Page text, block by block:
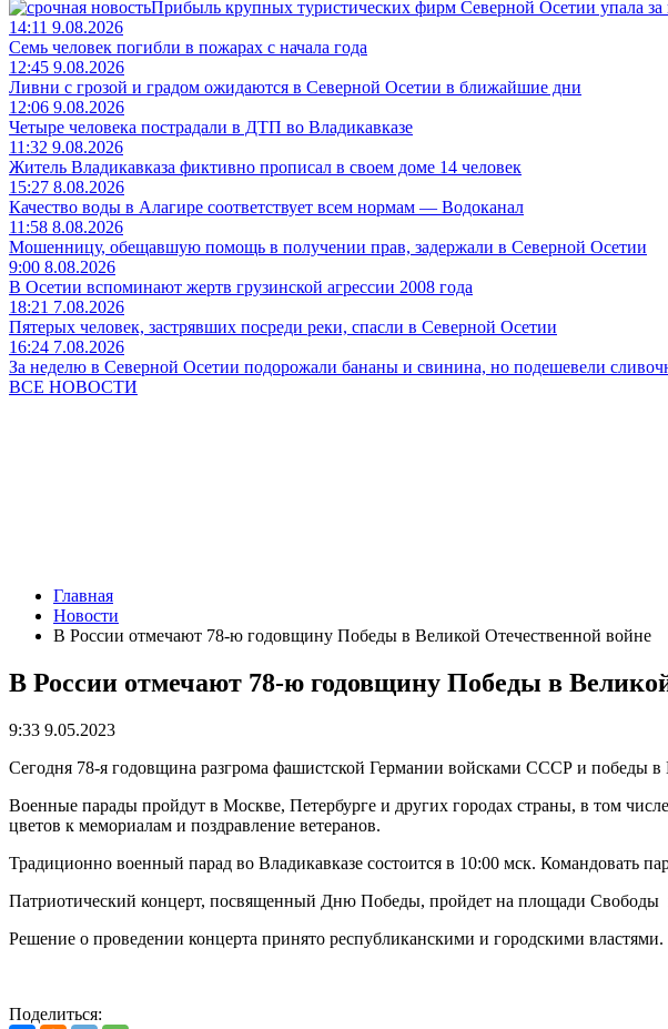
Прибыль крупных туристических фирм Северной Осетии упала за
14:11 9.08.2026
Семь человек погибли в пожарах с начала года
12:45 9.08.2026
Ливни с грозой и градом ожидаются в Северной Осетии в ближайшие дни
12:06 9.08.2026
Четыре человека пострадали в ДТП во Владикавказе
11:32 9.08.2026
Житель Владикавказа фиктивно прописал в своем доме 14 человек
15:27 8.08.2026
Качество воды в Алагире соответствует всем нормам — Водоканал
11:58 8.08.2026
Мошенницу, обещавшую помощь в получении прав, задержали в Северной Осетии
9:00 8.08.2026
В Осетии вспоминают жертв грузинской агрессии 2008 года
18:21 7.08.2026
Пятерых человек, застрявших посреди реки, спасли в Северной Осетии
16:24 7.08.2026
За неделю в Северной Осетии подорожали бананы и свинина, но подешевели
ВСЕ НОВОСТИ
Главная
Новости
В России отмечают 78-ю годовщину Победы в Великой Отечественной войне
В России отмечают 78-ю годовщину Победы в
9:33 9.05.2023
Сегодня 78-я годовщина разгрома фашистской Германии войсками СССР и победы в
Военные парады пройдут в Москве, Петербурге и других городах страны, в том
цветов к мемориалам и поздравление ветеранов.
Традиционно военный парад во Владикавказе состоится в 10:00 мск. Командовать
Патриотический концерт, посвященный Дню Победы, пройдет на площади Свободы
Решение о проведении концерта принято республиканскими и городскими властями.
Поделиться: